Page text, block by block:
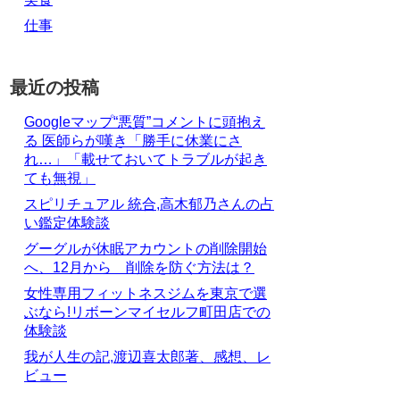
仕事
最近の投稿
Googleマップ“悪質”コメントに頭抱え
る 医師らが嘆き「勝手に休業にさ
れ…」「載せておいてトラブルが起き
ても無視」
スピリチュアル 統合,高木郁乃さんの占
い鑑定体験談
グーグルが休眠アカウントの削除開始
へ、12月から 削除を防ぐ方法は？
女性専用フィットネスジムを東京で選
ぶなら!リボーンマイセルフ町田店での
体験談
我が人生の記,渡辺喜太郎著、感想、レ
ビュー